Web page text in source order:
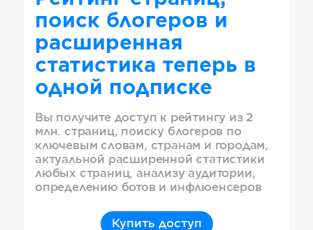
поиск блогеров и
расширенная
статистика теперь в
одной подписке
Вы получите доступ к рейтингу из 2
млн. страниц, поиску блогеров по
ключевым словам, странам и городам,
актуальной расширенной статистики
любых страниц, анализу аудитории,
определению ботов и инфлюенсеров
Купить доступ